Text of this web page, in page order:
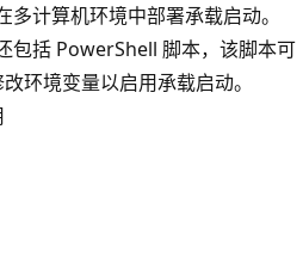
计算机环境中部署承载启动。
包括 PowerShell 脚本，该脚本可
环境变量以启用承载启动。